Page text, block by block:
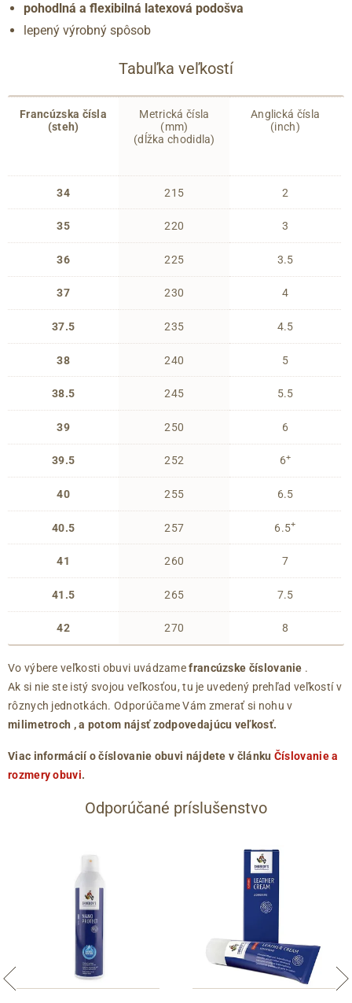
pohodlná a flexibilná latexová podošva
lepený výrobný spôsob
Tabuľka veľkostí
Francúzska čísla
(steh)
34
35
36
37
37.5
38
38.5
39
39.5
40
40.5
41
41.5
42
Metrická čísla
(mm)
(dĺžka chodidla)
215
220
225
230
235
240
245
250
252
255
257
260
265
270
Anglická čísla
(inch)
2
3
3.5
4
4.5
5
5.5
6
6+
6.5
6.5+
7
7.5
8
Vo výbere veľkosti obuvi uvádzamefrancúzske číslovanie .
Ak si nie ste istý svojou veľkosťou, tu je uvedený prehľad veľkostí v
rôznych jednotkách. Odporúčame Vám zmerať si nohu v
milimetroch , a potom nájsť zodpovedajúcu veľkosť.
Viac informácií o číslovanie obuvi nájdete v článku Číslovanie a
rozmery obuvi.
Odporúčané príslušenstvo